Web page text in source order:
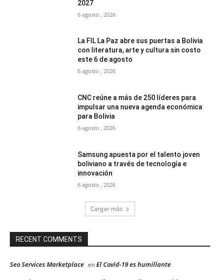
2027
6 agosto , 2026
La FIL La Paz abre sus puertas a Bolivia
con literatura, arte y cultura sin costo
este 6 de agosto
6 agosto , 2026
CNC reúne a más de 250 líderes para
impulsar una nueva agenda económica
para Bolivia
6 agosto , 2026
Samsung apuesta por el talento joven
boliviano a través de tecnología e
innovación
6 agosto , 2026
Cargar más
RECENT COMMENTS
Seo Services Marketplace enEl Covid-19 es humillante